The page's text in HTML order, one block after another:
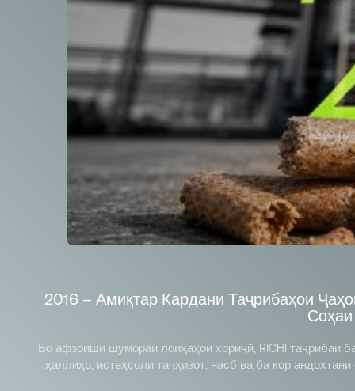
2018 – Васеъ Кардани Тиҷоратҳои
ғизои ҳайвоноти хонагӣ васеъ намуда, ҳалли